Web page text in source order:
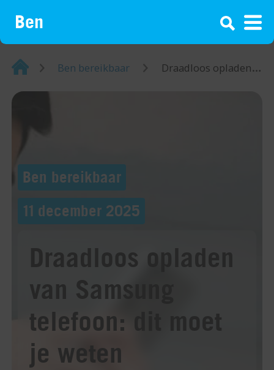
¡
Home Ben bereikbaar Draadloos opladen van Samsung telefoon: dit moet je weten
Ben bereikbaar
11 december 2025
Draadloos opladen
van Samsung
telefoon: dit moet
je weten